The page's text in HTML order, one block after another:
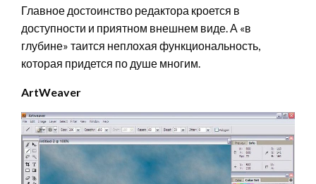
Главное достоинство редактора кроется в
доступности и приятном внешнем виде. А «в
глубине» таится неплохая функциональность,
которая придется по душе многим.
ArtWeaver